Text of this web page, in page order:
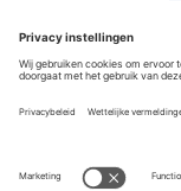
Service & Contact
Contact
FAQ
Werken bij ons